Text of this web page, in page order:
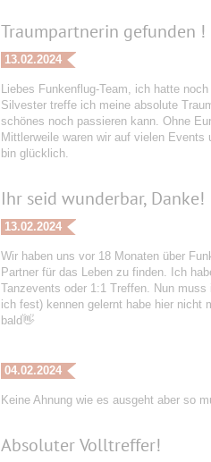
Traumpartnerin gefunden !
13.02.2024
Liebes Funkenflug-Team, ich hatte
Silvester treffe ich meine absolute
schönes noch passieren kann. Ohne
Mittlerweile waren wir auf vielen
bin glücklich.
Ihr seid wunderbar, Danke!
13.02.2024
Wir haben uns vor 18 Monaten über
Partner für das Leben zu finden. Ich
Tanzevents oder 1:1 Treffen. Nun
ich fest) kennen gelernt habe hier nicht
bald👋
04.02.2024
Keine Ahnung wie es ausgeht aber so
Absoluter Volltreffer!